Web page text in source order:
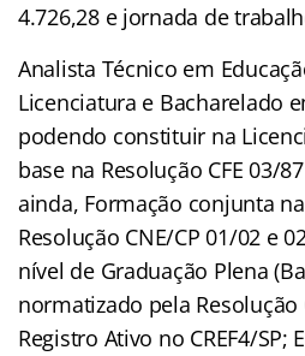
4.726,28 e jornada de
Analista Técnico em
Licenciatura e Bacharelado
podendo constituir na
base na Resolução CFE 03/
ainda, Formação conjunta
Resolução CNE/CP 01/02 e
nível de Graduação Plena
normatizado pela Resolução
Registro Ativo no CREF4/SP;